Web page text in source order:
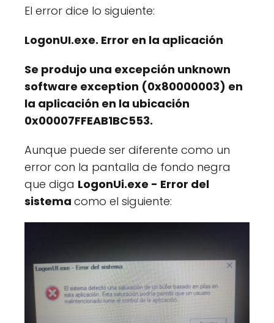
El error dice lo siguiente:
LogonUI.exe. Error en la aplicación
Se produjo una excepción unknown
software exception (0x80000003) en
la aplicación en la ubicación
0x00007FFEAB1BC553.
Aunque puede ser diferente como un
error con la pantalla de fondo negra
que diga LogonUi.exe - Error del
sistema como el siguiente: